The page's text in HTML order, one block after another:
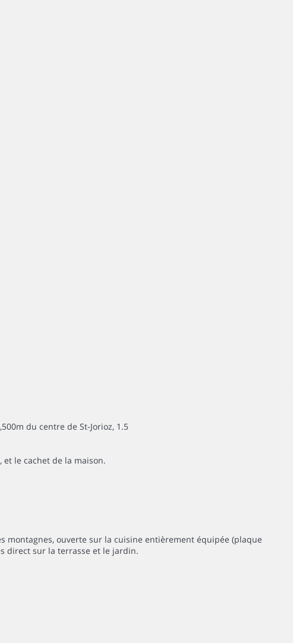
du centre de St-Jorioz, 1.5
le cachet de la maison.
montagnes, ouverte sur la cuisine entièrement équipée (plaque
direct sur la terrasse et le jardin.